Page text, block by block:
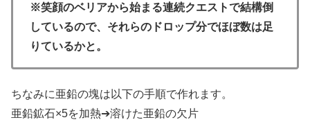
※笑顔のベリアから始まる連続クエストで結構倒
しているので、それらのドロップ分でほぼ数は足
りているかと。
ちなみに亜鉛の塊は以下の手順で作れます。
亜鉛鉱石×5を加熱➔溶けた亜鉛の欠片